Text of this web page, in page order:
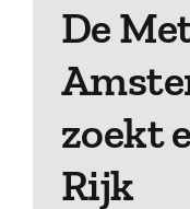
De
zoekt
Rijk